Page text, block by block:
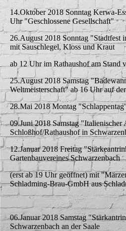
14.Oktober 2018 Sonntag Kerwa-
Uhr "Geschlossene Gesellschaft"
26.August 2018 Sonntag "Stadtfest
mit Sauschlegel, Kloss und Kraut
ab 12 Uhr im Rathaushof am Stand
25.August 2018 Samstag
Weltmeisterschaft" ab 16 Uhr auf
28.Mai 2018 Montag
09.Juni 2018 Samstag "Italienischer
Schloßhof/Rathaushof in
12.Januar 2018 Freitag
Gartenbauvereines Schwarzenbach
(erst ab 19 Uhr geöffnet) mit
Schladming-Brau-GmbH aus
06.Januar 2018 Samstag
Schwarzenbach an der Saale